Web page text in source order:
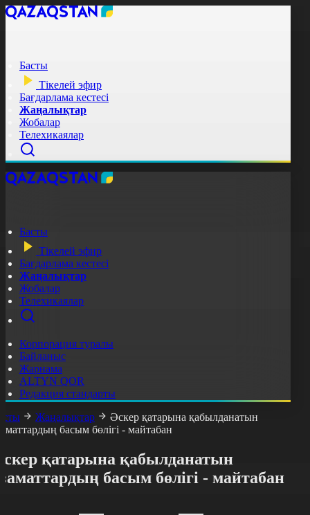
Басты
Тікелей эфир
Бағдарлама кестесі
Жаңалықтар
Жобалар
Телехикаялар
Басты
Тікелей эфир
Бағдарлама кестесі
Жаңалықтар
Жобалар
Телехикаялар
Корпорация туралы
Байланыс
Жарнама
ALTYN QOR
Редакция стандарты
Жаңалықтар
Әскер қатарына қабылданатын
басым бөлігі - майтабан
қатарына қабылданатын
басым бөлігі - майтабан